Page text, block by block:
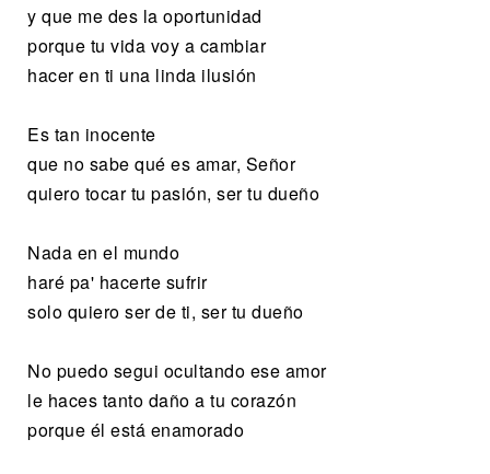
y que me des la oportunidad
porque tu vida voy a cambiar
hacer en ti una linda ilusión
Es tan inocente
que no sabe qué es amar, Señor
quiero tocar tu pasión, ser tu dueño
Nada en el mundo
haré pa' hacerte sufrir
solo quiero ser de ti, ser tu dueño
No puedo segui ocultando ese amor
le haces tanto daño a tu corazón
porque él está enamorado